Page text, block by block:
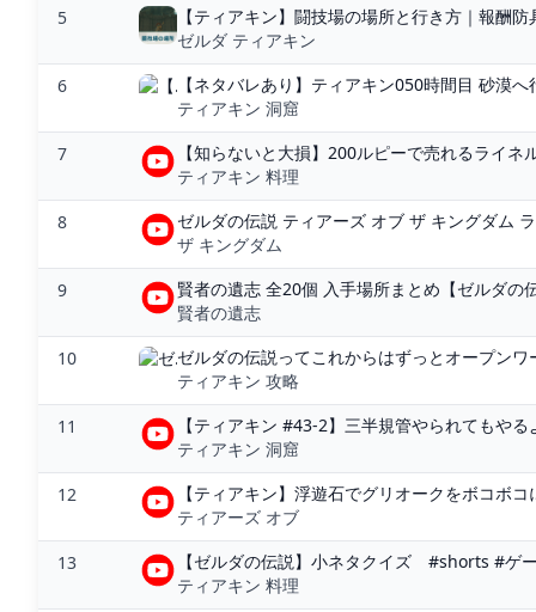
5
【ティアキン】闘技場の場所と行き方｜報酬
ゼルダ ティアキン
6
【ネタバレあり】ティアキン050時間目 砂漠
ティアキン 洞窟
7
【知らないと大損】200ルピーで売れるライ
ティアキン 料理
8
ゼルダの伝説 ティアーズ オブ ザ キングダム
ザ キングダム
9
賢者の遺志 全20個 入手場所まとめ【ゼルダの
賢者の遺志
10
ゼルダの伝説ってこれからはずっとオープン
ティアキン 攻略
11
【ティアキン #43-2】三半規管やられてもや
ティアキン 洞窟
12
【ティアキン】浮遊石でグリオークをボコボ
ティアーズ オブ
13
【ゼルダの伝説】小ネタクイズ #shorts #ゲ
ティアキン 料理